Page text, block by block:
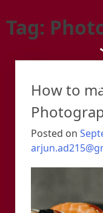
Tag:
How to
Posted on